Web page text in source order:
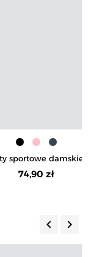
sportowe damskie
stanem i
74,90 zł
keyboard_arrow_left keyboard_arrow_right